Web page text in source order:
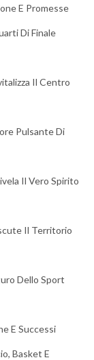
E Promesse
Di Finale
Il Centro
Pulsante Di
Il Vero Spirito
Il Territorio
Dello Sport
E Successi
Basket E